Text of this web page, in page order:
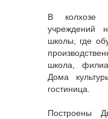
В колхозе
учреждений
школы, где
школа,
Дома
гостиница.
Построены